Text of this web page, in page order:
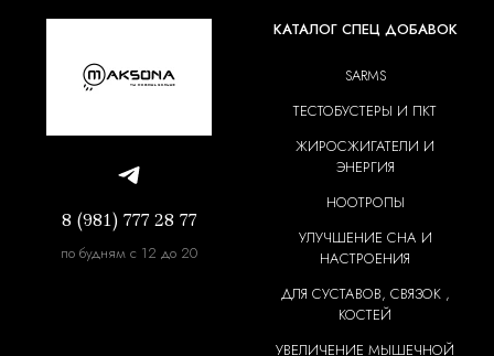
8 (981) 777 28 77
по будням с 12 до 20
КАТАЛОГ СПЕЦ ДОБАВОК
SARMS
ТЕСТОБУСТЕРЫ И ПКТ
ЖИРОСЖИГАТЕЛИ И
ЭНЕРГИЯ
НООТРОПЫ
УЛУЧШЕНИЕ СНА И
НАСТРОЕНИЯ
ДЛЯ СУСТАВОВ, СВЯЗОК ,
КОСТЕЙ
УВЕЛИЧЕНИЕ МЫШЕЧНОЙ